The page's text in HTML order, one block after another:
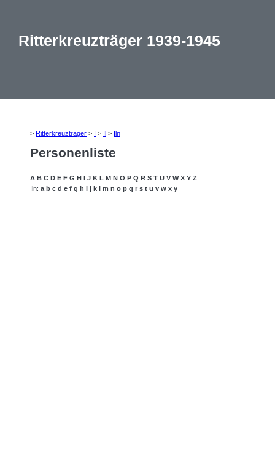
Ritterkreuzträger 1939-1945
> Ritterkreuzträger > I > Il > Iln
Personenliste
A B C D E F G H I J K L M N O P Q R S T U V W X Y Z
Iln: a b c d e f g h i j k l m n o p q r s t u v w x y